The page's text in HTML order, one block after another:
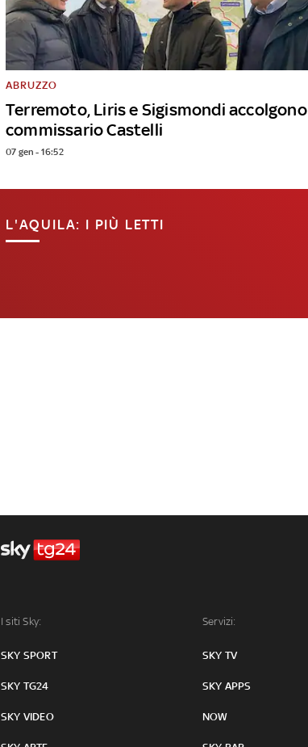
Terremoto, Liris e Sigismondi accolgono
commissario Castelli
ABRUZZO
07 gen - 16:52
L'AQUILA: I PIÙ LETTI
I siti Sky:
SKY SPORT
SKY TG24
SKY VIDEO
Servizi:
SKY TV
SKY APPS
NOW